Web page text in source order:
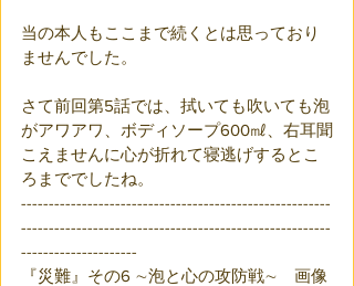
当の本人もここまで続くとは思っており
ませんでした。
さて前回第5話では、拭いても吹いても泡
がアワアワ、ボディソープ600㎖、右耳聞
こえませんに心が折れて寝逃げするとこ
ろまででしたね。
--------------------------------------------------------
--------------------------------------------------------
---------------------
『災難』その6 ∼泡と心の攻防戦∼　画像